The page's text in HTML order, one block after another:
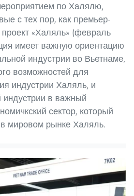
по Халялю,
с тех пор, как премьер-
«Халяль» (февраль
имеет важную ориентацию
индустрии во Вьетнаме,
возможностей для
индустрии Халяль, и
в важный
сектор, который
в мировом рынке Халяль.